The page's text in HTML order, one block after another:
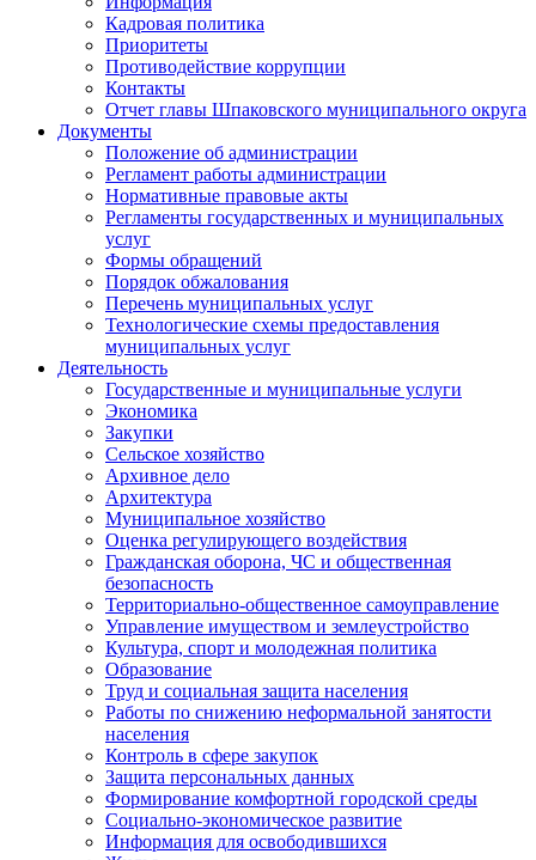
Кадровая политика
Приоритеты
Противодействие коррупции
Контакты
Отчет главы Шпаковского муниципального округа
Документы
Положение об администрации
Регламент работы администрации
Нормативные правовые акты
Регламенты государственных и муниципальных
услуг
Формы обращений
Порядок обжалования
Перечень муниципальных услуг
Технологические схемы предоставления
муниципальных услуг
Деятельность
Государственные и муниципальные услуги
Экономика
Закупки
Сельское хозяйство
Архивное дело
Архитектура
Муниципальное хозяйство
Оценка регулирующего воздействия
Гражданская оборона, ЧС и общественная
безопасность
Территориально-общественное самоуправление
Управление имуществом и землеустройство
Культура, спорт и молодежная политика
Образование
Труд и социальная защита населения
Работы по снижению неформальной занятости
населения
Контроль в сфере закупок
Защита персональных данных
Формирование комфортной городской среды
Социально-экономическое развитие
Информация для освободившихся